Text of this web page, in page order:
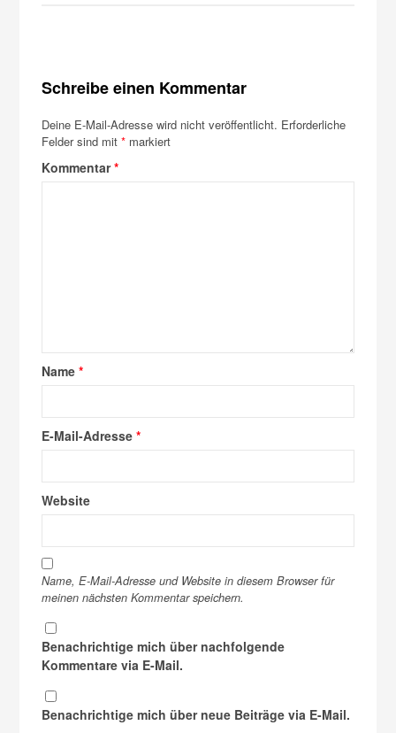
Schreibe einen Kommentar
Deine E-Mail-Adresse wird nicht veröffentlicht. Erforderliche
Felder sind mit* markiert
Kommentar*
Name*
E-Mail-Adresse*
Website
Name, E-Mail-Adresse und Website in diesem Browser für
meinen nächsten Kommentar speichern.
Benachrichtige mich über nachfolgende
Kommentare via E-Mail.
Benachrichtige mich über neue Beiträge via E-Mail.